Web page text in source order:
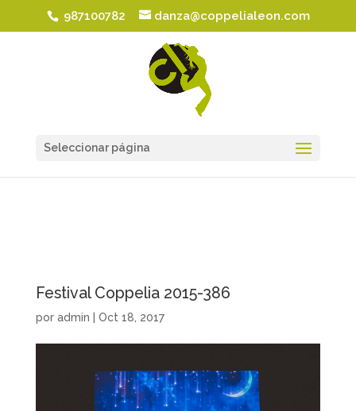
987100782 danza@coppelialeon.com
Seleccionar página
Festival Coppelia 2015-386
por admin Oct 18, 2017